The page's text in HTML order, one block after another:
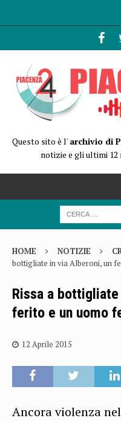
Questo sito è l'archivio di
notizie e gli ultimi 12
HOME NOTIZIE
bottigliate in via Alberoni, un
Rissa a
ferito e un uomo
12 Aprile 2015
Ancora violenza